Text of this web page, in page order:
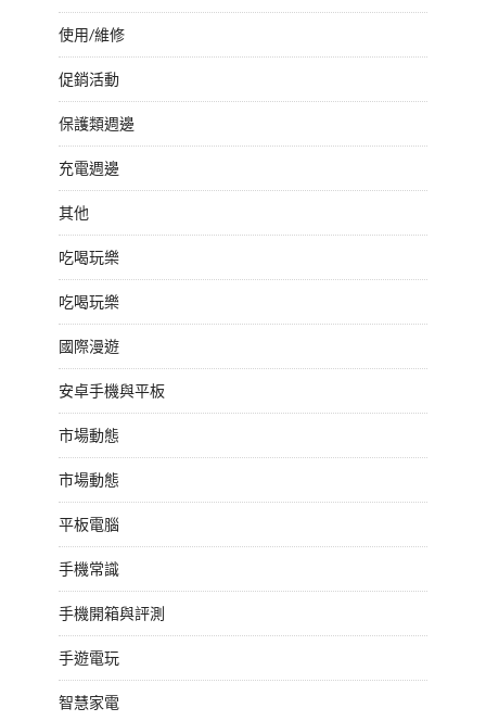
使用/維修
促銷活動
保護類週邊
充電週邊
其他
吃喝玩樂
吃喝玩樂
國際漫遊
安卓手機與平板
市場動態
市場動態
平板電腦
手機常識
手機開箱與評測
手遊電玩
智慧家電